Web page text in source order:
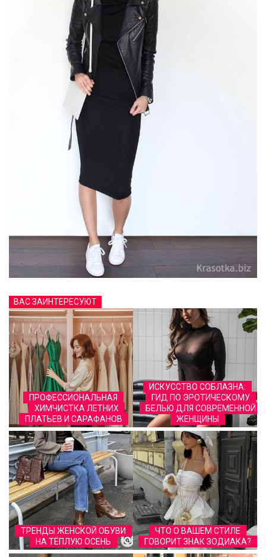
ВАС ЗАИНТЕРЕСУЮТ
ПРОФЕССИОНАЛЬНАЯ
ХИМЧИСТКА ЛЕТНИХ
ПЛАТЬЕВ И САРАФАНОВ
ИСКУССТВО СОБЛАЗНА:
ГИД ПО ЭРОТИЧЕСКОМУ
БЕЛЬЮ ДЛЯ СОВРЕМЕННОЙ
ЖЕНЩИНЫ
ТРЕНДЫ ЖЕНСКОЙ ОБУВИ
НА ТЁПЛУЮ ОСЕНЬ
ЧТО О ВАШЕМ СТИЛЕ
ГОВОРИТ ЗНАК ЗОДИАКА?